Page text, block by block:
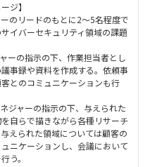
ジ】
のリードのもとに2～5名程度で
イバーセキュリティ領域の課題
ーの指示の下、作業担当者とし
事録や資料を作成する。依頼事
とのコミュニケーションも行
ジャーの指示の下、与えられた
自らで描きながら各種リサーチ
えられた領域については顧客の
ニケーションし、会議において
う。